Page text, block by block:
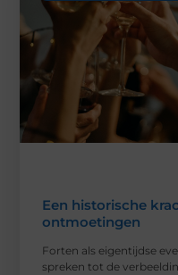
Een historische
ontmoetingen
Forten als eigentijdse
spreken tot de